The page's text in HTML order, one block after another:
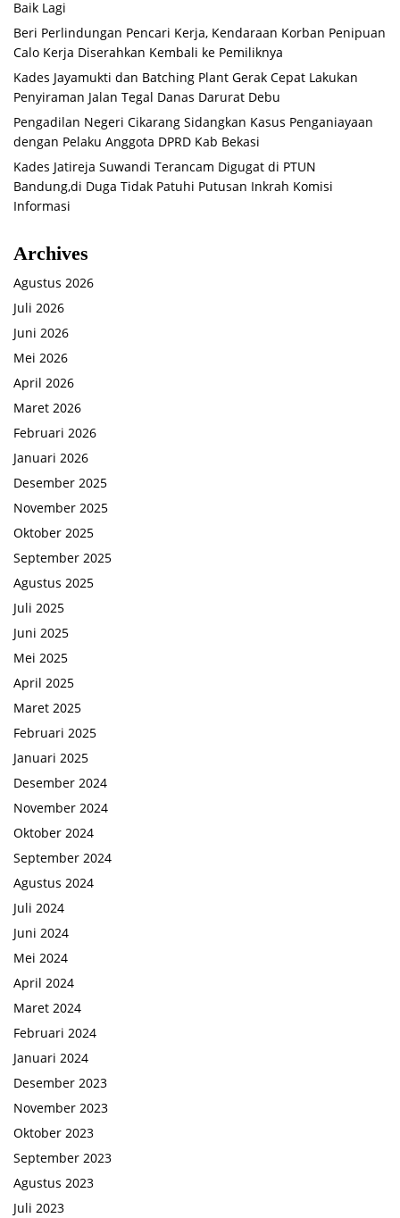
Baik Lagi
Beri Perlindungan Pencari Kerja, Kendaraan Korban Penipuan
Calo Kerja Diserahkan Kembali ke Pemiliknya
Kades Jayamukti dan Batching Plant Gerak Cepat Lakukan
Penyiraman Jalan Tegal Danas Darurat Debu
Pengadilan Negeri Cikarang Sidangkan Kasus Penganiayaan
dengan Pelaku Anggota DPRD Kab Bekasi
Kades Jatireja Suwandi Terancam Digugat di PTUN
Bandung,di Duga Tidak Patuhi Putusan Inkrah Komisi
Informasi
Archives
Agustus 2026
Juli 2026
Juni 2026
Mei 2026
April 2026
Maret 2026
Februari 2026
Januari 2026
Desember 2025
November 2025
Oktober 2025
September 2025
Agustus 2025
Juli 2025
Juni 2025
Mei 2025
April 2025
Maret 2025
Februari 2025
Januari 2025
Desember 2024
November 2024
Oktober 2024
September 2024
Agustus 2024
Juli 2024
Juni 2024
Mei 2024
April 2024
Maret 2024
Februari 2024
Januari 2024
Desember 2023
November 2023
Oktober 2023
September 2023
Agustus 2023
Juli 2023